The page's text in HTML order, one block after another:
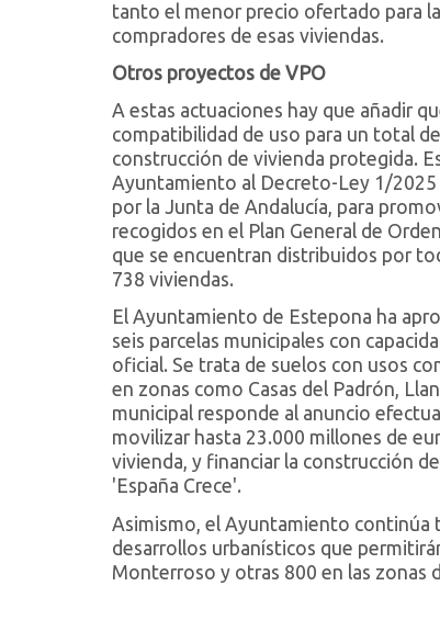
tanto el menor precio ofertado para
compradores de esas viviendas.
Otros proyectos de VPO
A estas actuaciones hay que añadir
compatibilidad de uso para un total
construcción de vivienda protegida.
Ayuntamiento al Decreto-Ley 1/2025
por la Junta de Andalucía, para
recogidos en el Plan General de
que se encuentran distribuidos por
738 viviendas.
El Ayuntamiento de Estepona ha
seis parcelas municipales con
oficial. Se trata de suelos con usos
en zonas como Casas del Padrón,
municipal responde al anuncio
movilizar hasta 23.000 millones de
vivienda, y financiar la construcción
'España Crece'.
Asimismo, el Ayuntamiento
desarrollos urbanísticos que
Monterroso y otras 800 en las zonas